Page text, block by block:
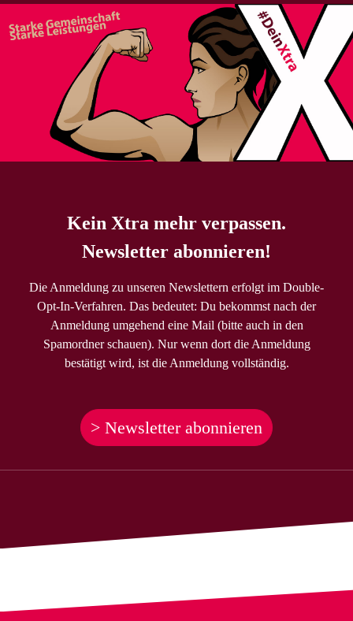
Kein Xtra mehr verpassen.
Newsletter abonnieren!
Die Anmeldung zu unseren Newslettern erfolgt im Double-
Opt-In-Verfahren. Das bedeutet: Du bekommst nach der
Anmeldung umgehend eine Mail (bitte auch in den
Spamordner schauen). Nur wenn dort die Anmeldung
bestätigt wird, ist die Anmeldung vollständig.
> Newsletter abonnieren